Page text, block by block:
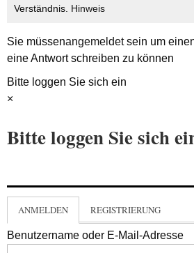
Verständnis. Hinweis
Sie müssenangemeldetsein um
eine Antwort schreiben zu können
Bitte loggen Sie sich ein
×
Bitte loggen Sie sich
ANMELDEN REGISTRIERUNG
Benutzername oder E-Mail-Adresse